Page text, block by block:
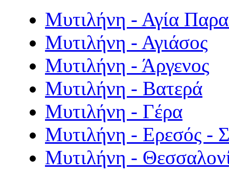
Μυτιλήνη - Αγία
Μυτιλήνη - Αγιάσος
Μυτιλήνη - Άργενος
Μυτιλήνη - Βατερά
Μυτιλήνη - Γέρα
Μυτιλήνη - Ερεσός -
Μυτιλήνη -